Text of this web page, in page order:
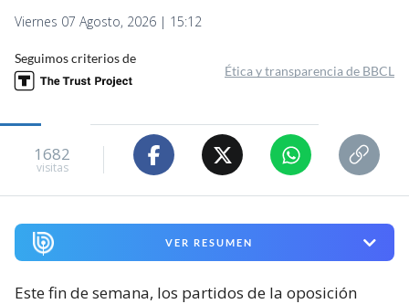
Viernes 07 Agosto, 2026 | 15:12
Seguimos criterios de
Ética y transparencia de BBCL
1682
visitas
VER RESUMEN
Este fin de semana, los partidos de la oposición